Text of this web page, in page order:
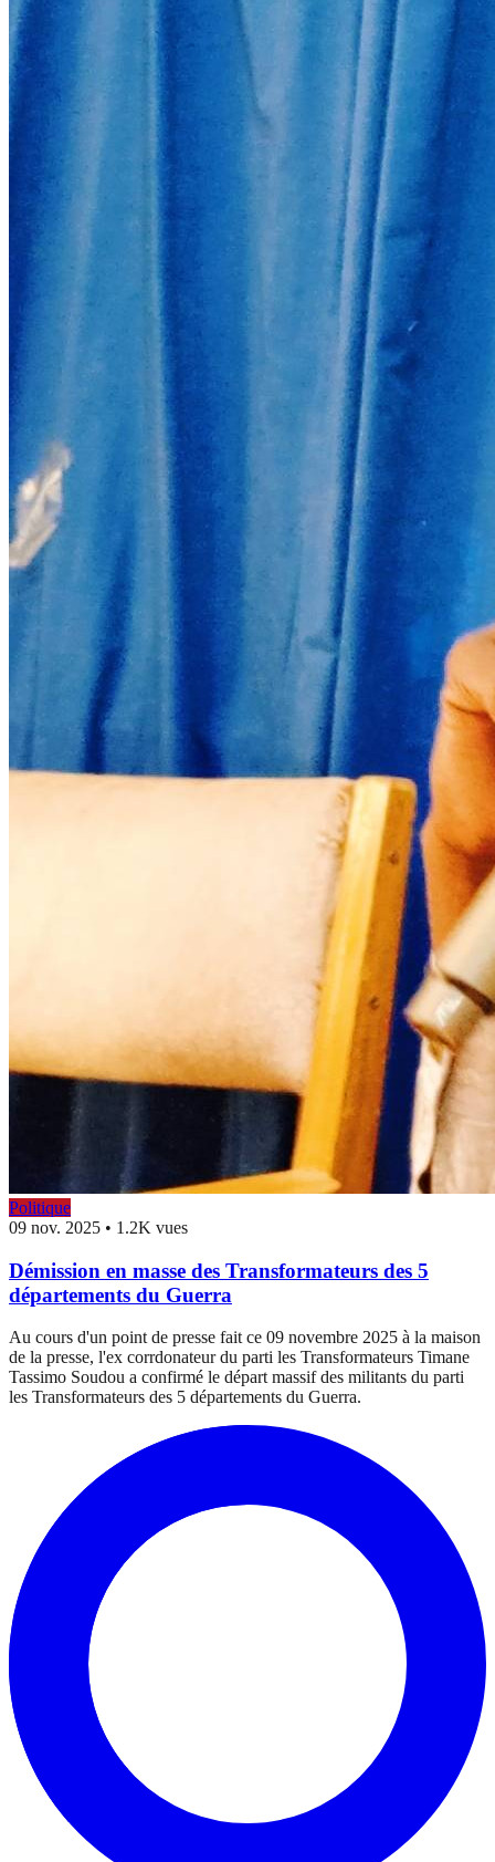
Politique
09 nov. 2025 • 1.2K vues
Démission en masse des Transformateurs des 5
départements du Guerra
Au cours d'un point de presse fait ce 09 novembre 2025 à la maison
de la presse, l'ex corrdonateur du parti les Transformateurs Timane
Tassimo Soudou a confirmé le départ massif des militants du parti
les Transformateurs des 5 départements du Guerra.